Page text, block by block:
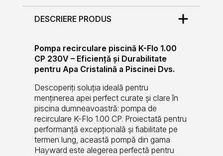
DESCRIERE PRODUS
Pompa recirculare piscină K-Flo 1.00
CP 230V – Eficiență și Durabilitate
pentru Apa Cristalină a Piscinei Dvs.
Descoperiți soluția ideală pentru
menținerea apei perfect curate și clare în
piscina dumneavoastră: pompa de
recirculare K-Flo 1.00 CP. Proiectată pentru
performanță excepțională și fiabilitate pe
termen lung, această pompă din gama
Hayward este alegerea perfectă pentru